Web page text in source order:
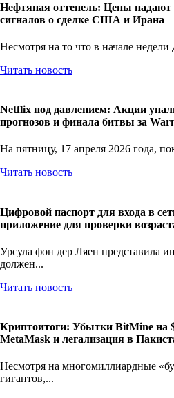
Нефтяная оттепель: Цены падают
сигналов о сделке США и Ирана
Несмотря на то что в начале
Читать новость
Netflix под давлением: Акции
прогнозов и финала битвы за
На пятницу, 17 апреля 2026 года,
Читать новость
Цифровой паспорт для входа в
приложение для проверки
Урсула фон дер Ляен представила
должен...
Читать новость
Криптоитоги: Убытки BitMine на
MetaMask и легализация в
Несмотря на многомиллиардные
гигантов,...